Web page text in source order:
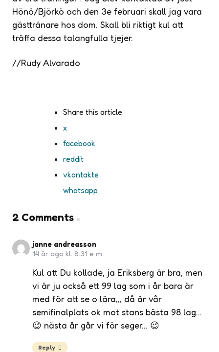
Hönö/Björkö och den 3e februari skall jag vara
gästtränare hos dom. Skall bli riktigt kul att
träffa dessa talangfulla tjejer.
//Rudy Alvarado
Share this article
x
facebook
reddit
vkontakte
whatsapp
2 Comments
janne andreasson
14 år ago kl. 8:31 e m
Kul att Du kollade, ja Eriksberg är bra, men
vi är ju också ett 99 lag som i år bara är
med för att se o lära,,, då är vår
semifinalplats ok mot stans bästa 98 lag…
😉 nästa år går vi för seger… 😉
Reply